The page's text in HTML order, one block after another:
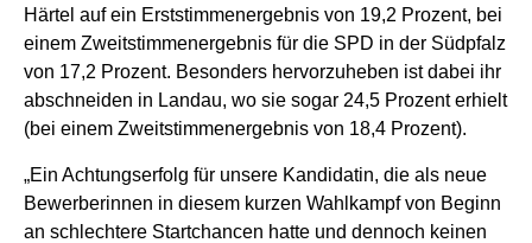
Härtel auf ein Erststimmenergebnis von 19,2 Prozent, bei
einem Zweitstimmenergebnis für die SPD in der Südpfalz
von 17,2 Prozent. Besonders hervorzuheben ist dabei ihr
abschneiden in Landau, wo sie sogar 24,5 Prozent erhielt
(bei einem Zweitstimmenergebnis von 18,4 Prozent).
„Ein Achtungserfolg für unsere Kandidatin, die als neue
Bewerberinnen in diesem kurzen Wahlkampf von Beginn
an schlechtere Startchancen hatte und dennoch keinen